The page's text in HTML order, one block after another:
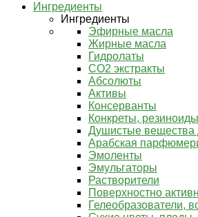
Ингредиенты
Ингредиенты
Эфирные масла
Жирные масла
Гидролаты
СО2 экстракты
Абсолюты
Активы
Консерванты
Конкреты, резиноиды
Душистые
Арабская
Эмоленты
Эмульгаторы
Растворители
Поверхностно
Гелеобразователи,